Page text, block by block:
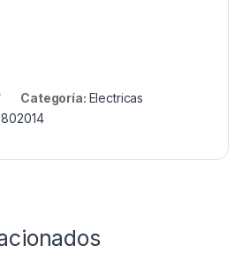
Categoría: Electricas